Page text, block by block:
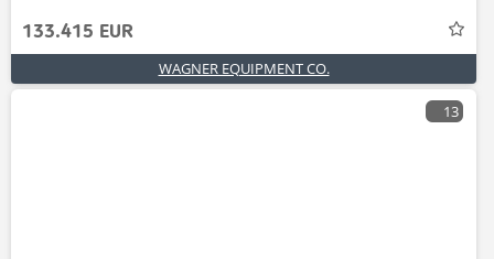
133.415 EUR
WAGNER EQUIPMENT CO.
13